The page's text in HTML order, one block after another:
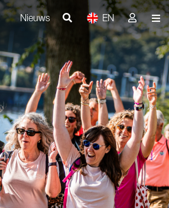
Nieuws EN